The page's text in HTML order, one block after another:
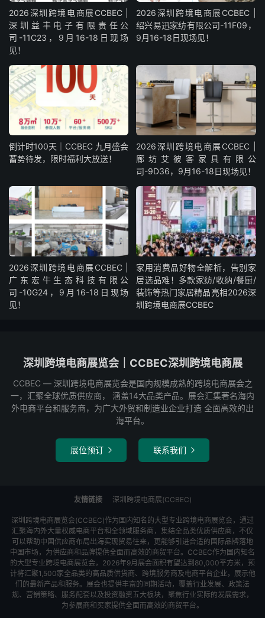
2026深圳跨境电商展CCBEC |
深圳益丰电子有限责任公
司-11C23，9月16-18日现场
见！
2026深圳跨境电商展CCBEC |
绍兴易迅家纺有限公司-11F09，
9月16-18日现场见！
倒计时100天｜CCBEC 九月盛会
蓄势待发，限时福利大放送！
2026深圳跨境电商展CCBEC |
廊坊艾彼客家具有限公
司-9D36，9月16-18日现场见！
2026深圳跨境电商展CCBEC |
广东宏牛生态科技有限公
司-10G24，9月16-18日现场
见！
家用消费品好物全解析，告别家
居选品难！多款家纺/收纳/餐厨/
装饰等热门家居精品亮相2026深
圳跨境电商展CCBEC
深圳跨境电商展览会｜CCBEC深圳跨境电商展
CCBEC ― 深圳跨境电商展览会是国内规模成熟的跨境电商展会之
一，汇聚全球优质供应商， 涵盖14大品类产品。展会汇集著名海内
外电商平台和服务商，为广大外贸和制造业企业打造 全面高效的出
海平台。
展位预订  联系我们 
友情链接 深圳跨境电商展(CCBEC)
深圳跨境电商展览会(CCBEC)作为国内知名的大型专业跨境电商展览会，通过
汇聚海内外大量权威电商平台和全领域服务商，集结全品类优质供应商，不仅
可以帮助中国供应商布局出海实现贸易往来，更能够引进合适的国际品牌落地
中国市场，为供应商和品牌提供全面而高效的商贸平台。CCBEC作为国内知名
的大型专业跨境电商展览会，2026年9月展会面积有望达到80,000平方米，预
计将汇聚1,500家全品类的高品质供货商、跨境服务商及电商平台企业，展示他
们的最新产品和服务。展会也提供丰富的同期活动，覆盖行业发展、政策法
规、营销策略、服务配套以及投资融资五大板块，聚焦行业实际的发展需求，
为参展商和买家提供全面而高效的商贸平台。